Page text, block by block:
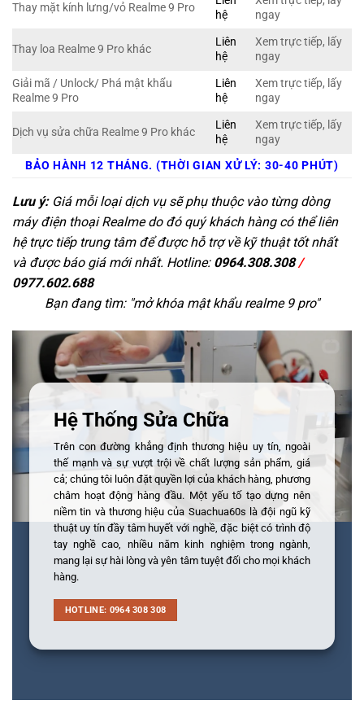
Thay mặt kính lưng/vỏ Realme 9 Pro
hệ
ngay
Thay loa Realme 9 Pro khác
Liên
hệ
Xem trực tiếp, lấy
ngay
Giải mã / Unlock/ Phá mật khẩu
Realme 9 Pro
Liên
hệ
Xem trực tiếp, lấy
ngay
Dịch vụ sửa chữa Realme 9 Pro khác
Liên
hệ
Xem trực tiếp, lấy
ngay
BẢO HÀNH 12 THÁNG. (THỜI GIAN XỬ LÝ: 30-40 PHÚT)
Lưu ý:Giá mỗi loại dịch vụ sẽ phụ thuộc vào từng dòng
máy điện thoại Realme do đó quý khách hàng có thể liên
hệ trực tiếp trung tâm để được hỗ trợ về kỹ thuật tốt nhất
và được báo giá mới nhất. Hotline: 0964.308.308/
0977.602.688
Bạn đang tìm: "mở khóa mật khẩu realme 9 pro"
Hệ Thống Sửa Chữa
Trên con đường khẳng định thương hiệu uy tín, ngoài
thế mạnh và sự vượt trội về chất lượng sản phẩm, giá
cả; chúng tôi luôn đặt quyền lợi của khách hàng, phương
châm hoạt động hàng đầu. Một yếu tố tạo dựng nên
niềm tin và thương hiệu của Suachua60s là đội ngũ kỹ
thuật uy tín đầy tâm huyết với nghề, đặc biệt có trình độ
tay nghề cao, nhiều năm kinh nghiệm trong ngành,
mang lại sự hài lòng và yên tâm tuyệt đối cho mọi khách
hàng.
HOTLINE: 0964 308 308